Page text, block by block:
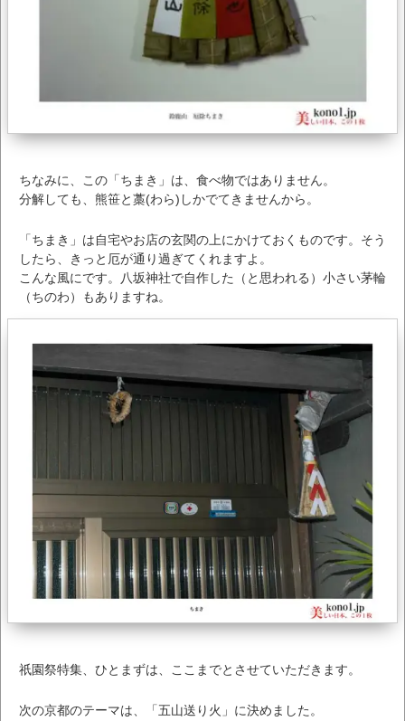
ちなみに、この「ちまき」は、食べ物ではありません。
分解しても、熊笹と藁(わら)しかでてきませんから。
「ちまき」は自宅やお店の玄関の上にかけておくものです。そう
したら、きっと厄が通り過ぎてくれますよ。
こんな風にです。八坂神社で自作した（と思われる）小さい茅輪
（ちのわ）もありますね。
祇園祭特集、ひとまずは、ここまでとさせていただきます。
次の京都のテーマは、「五山送り火」に決めました。